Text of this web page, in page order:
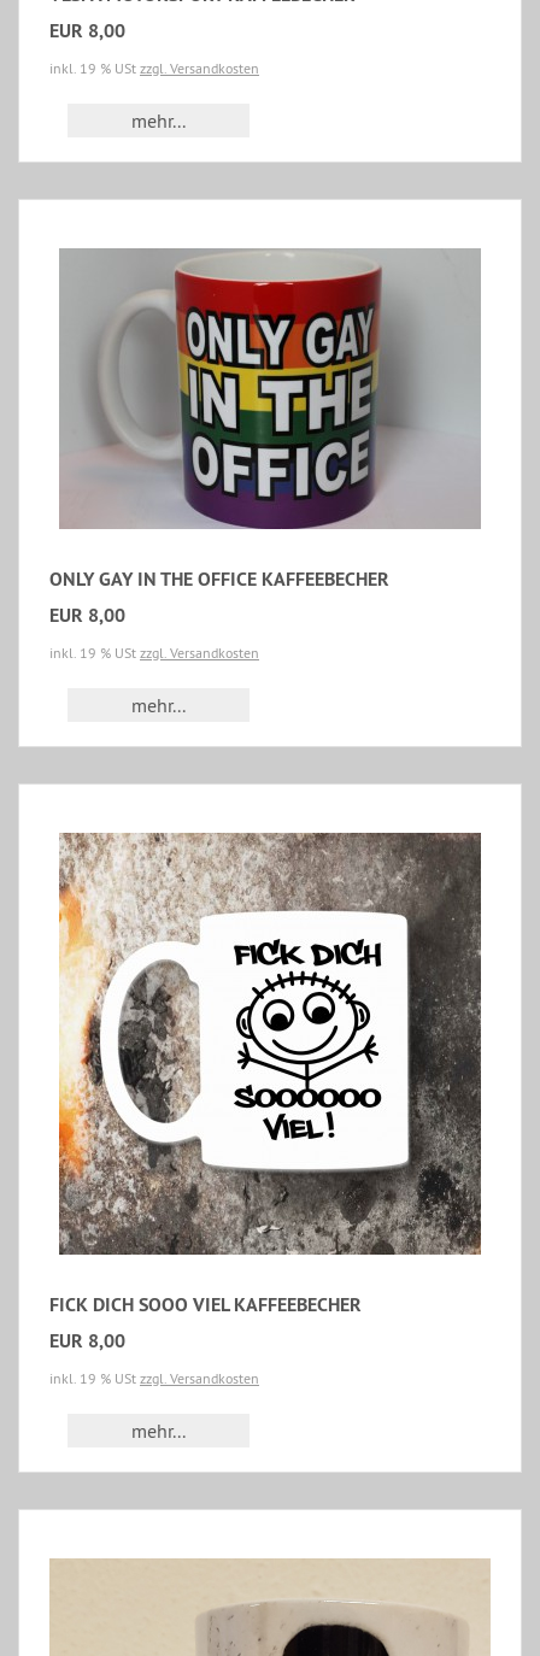
EUR 8,00
inkl. 19 % USt zzgl. Versandkosten
mehr...
ONLY GAY IN THE OFFICE KAFFEEBECHER
EUR 8,00
inkl. 19 % USt zzgl. Versandkosten
mehr...
FICK DICH SOOO VIEL KAFFEEBECHER
EUR 8,00
inkl. 19 % USt zzgl. Versandkosten
mehr...